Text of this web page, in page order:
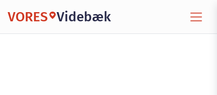
VORES Videbæk